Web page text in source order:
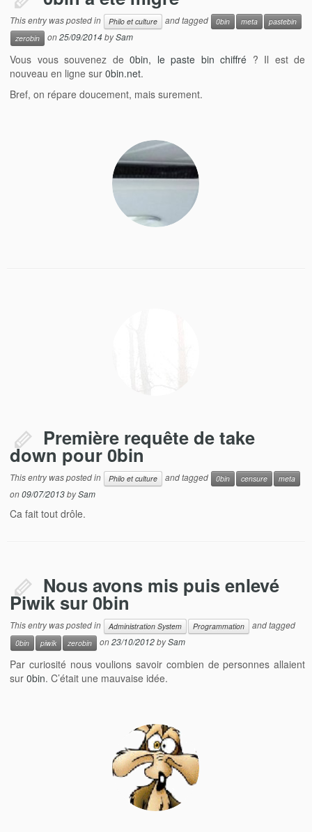
This entry was posted in Philo et culture and tagged 0bin meta
pastebin
zerobin
on25/09/2014bySam
Vous vous souvenez de0bin, le paste bin chiffré ? Il est de
nouveau en ligne sur0bin.net.
Bref, on répare doucement, mais surement.
Première requête de take
down pour 0bin
This entry was posted in Philo et culture and tagged 0bin censure meta
on09/07/2013bySam
Ca fait tout drôle.
Nous avons mis puis enlevé
Piwik sur 0bin
This entry was posted in Administration System Programmation and tagged
0bin piwik zerobin on23/10/2012bySam
Par curiosité nous voulions savoir combien de personnes allaient
sur0bin. C’était une mauvaise idée.